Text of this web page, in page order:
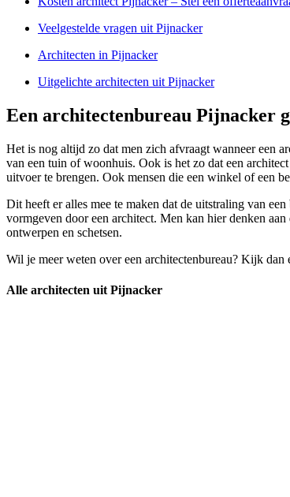
Veelgestelde vragen uit Pijnacker
Architecten in Pijnacker
Uitgelichte architecten uit Pijnacker
Een architectenbureau Pijnacker
Het is nog altijd zo dat men zich afvraagt wanneer een
van een tuin of woonhuis. Ook is het zo dat een
uitvoer te brengen. Ook mensen die een winkel of een
Dit heeft er alles mee te maken dat de uitstraling van
vormgeven door een architect. Men kan hier denken
ontwerpen en schetsen.
Wil je meer weten over een architectenbureau? Kijk
Alle architecten uit Pijnacker